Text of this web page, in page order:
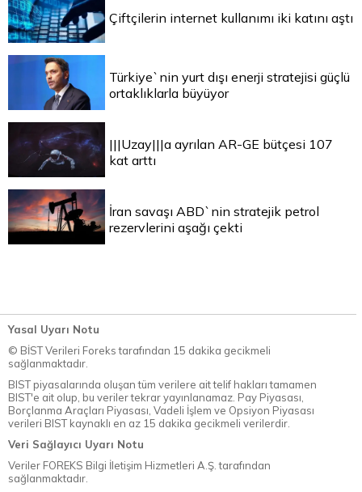
Çiftçilerin internet kullanımı iki katını aştı
Türkiye`nin yurt dışı enerji stratejisi güçlü
ortaklıklarla büyüyor
|||Uzay|||a ayrılan AR-GE bütçesi 107
kat arttı
İran savaşı ABD`nin stratejik petrol
rezervlerini aşağı çekti
Yasal Uyarı Notu
© BİST Verileri Foreks tarafından 15 dakika gecikmeli
sağlanmaktadır.
BIST piyasalarında oluşan tüm verilere ait telif hakları tamamen
BIST'e ait olup, bu veriler tekrar yayınlanamaz. Pay Piyasası,
Borçlanma Araçları Piyasası, Vadeli İşlem ve Opsiyon Piyasası
verileri BIST kaynaklı en az 15 dakika gecikmeli verilerdir.
Veri Sağlayıcı Uyarı Notu
Veriler FOREKS Bilgi İletişim Hizmetleri A.Ş. tarafından
sağlanmaktadır.